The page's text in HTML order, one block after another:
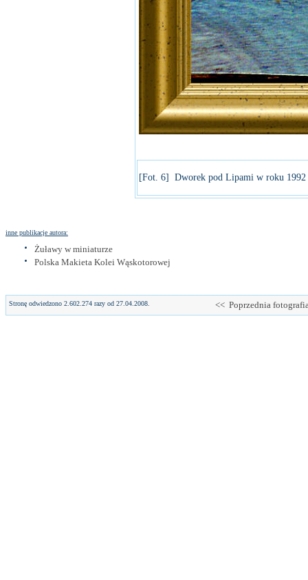
[Fot. 6] Dworek pod Lipami w roku 1992
inne publikacje autora:
Żuławy w miniaturze
Polska Makieta Kolei Wąskotorowej
Stronę odwiedzono 2.602.274 razy od 27.04.2008. << Poprzednia